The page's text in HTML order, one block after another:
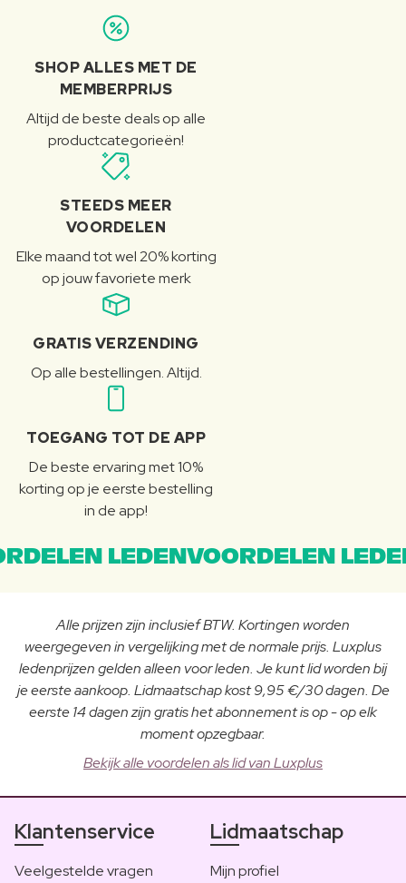
SHOP ALLES MET DE
MEMBERPRIJS
Altijd de beste deals op alle
productcategorieën!
STEEDS MEER
VOORDELEN
Elke maand tot wel 20% korting
op jouw favoriete merk
GRATIS VERZENDING
Op alle bestellingen. Altijd.
TOEGANG TOT DE APP
De beste ervaring met 10%
korting op je eerste bestelling
in de app!
LEDENVOORDELEN
Alle prijzen zijn inclusief BTW. Kortingen worden
weergegeven in vergelijking met de normale prijs. Luxplus
ledenprijzen gelden alleen voor leden. Je kunt lid worden bij
je eerste aankoop. Lidmaatschap kost 9,95 €/30 dagen. De
eerste 14 dagen zijn gratis het abonnement is op - op elk
moment opzegbaar.
Bekijk alle voordelen als lid van Luxplus
Klantenservice
Veelgestelde vragen
Lidmaatschap
Mijn profiel